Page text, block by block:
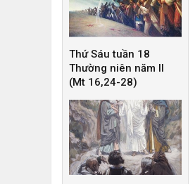
Thứ Sáu tuần 18
Thường niên năm II
(Mt 16,24-28)